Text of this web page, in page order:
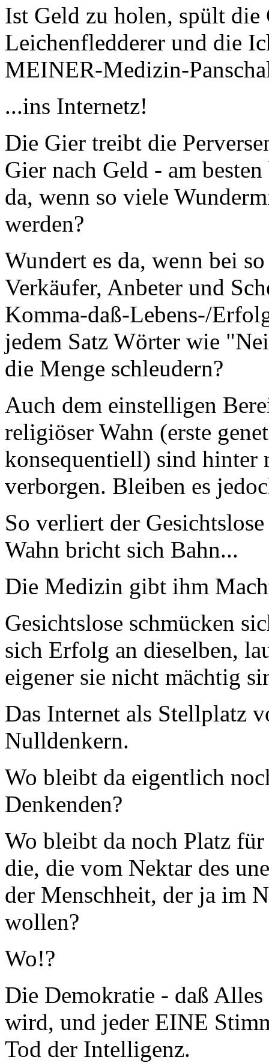
Ist Geld zu holen, spült
Leichenfledderer und die
MEINER-Medizin-
...ins Internetz!
Die Gier treibt die
Gier nach Geld - am
da, wenn so viele
werden?
Wundert es da, wenn bei
Verkäufer, Anbeter und
Komma-daß-Lebens-/
jedem Satz Wörter wie
die Menge schleudern?
Auch dem einstelligen
religiöser Wahn (erste
konsequentiell) sind hinter
verborgen. Bleiben es
So verliert der
Wahn bricht sich Bahn...
Die Medizin gibt ihm
Gesichtslose schmücken
sich Erfolg an dieselben,
eigener sie nicht mächtig
Das Internet als Stellplatz
Nulldenkern.
Wo bleibt da eigentlich
Denkenden?
Wo bleibt da noch Platz
die, die vom Nektar des
der Menschheit, der ja im
wollen?
Wo!?
Die Demokratie - daß
wird, und jeder EINE
Tod der Intelligenz.